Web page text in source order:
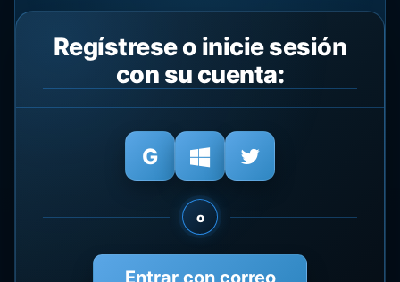
Regístrese o inicie sesión
con su cuenta:
o
Entrar con correo